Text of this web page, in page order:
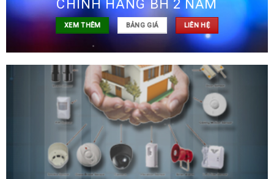
CHÍNH HÃNG BH 2 NĂM
XEM THÊM BẢNG GIÁ LIÊN HỆ